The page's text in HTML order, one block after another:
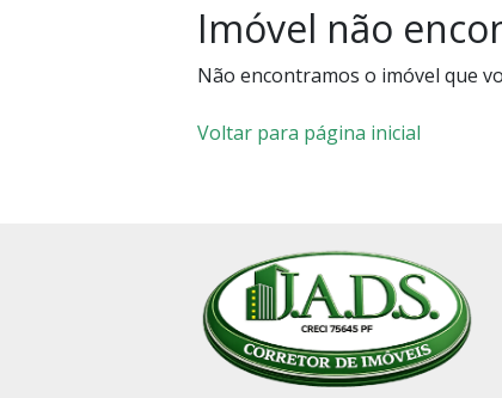
Imóvel não
Não encontramos o imóvel que
Voltar para página inicial